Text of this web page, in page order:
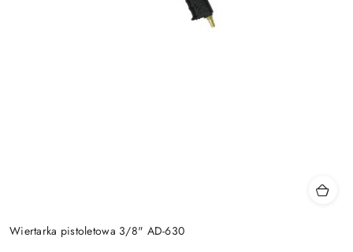
Wiertarka pistoletowa 3/8" AD-630